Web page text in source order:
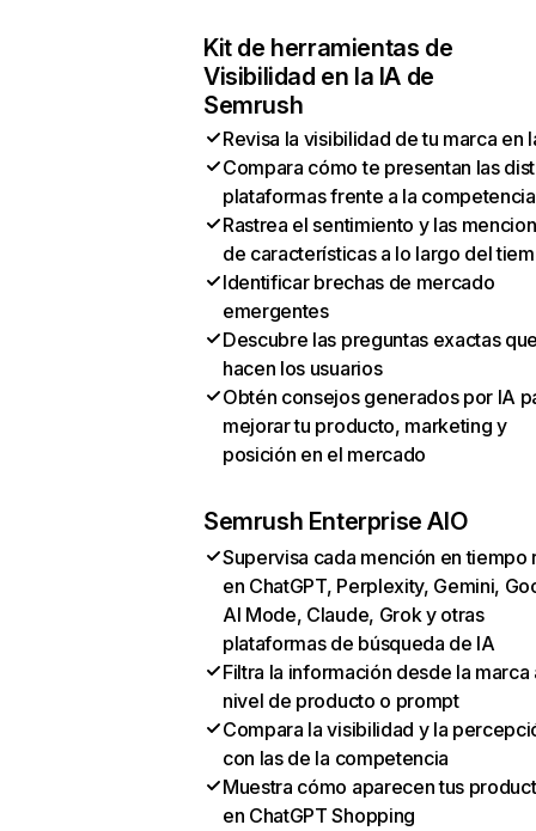
Kit de herramientas de
Visibilidad en la IA de
Semrush
Revisa la visibilidad de tu marca en
Compara cómo te presentan las
plataformas frente a la competencia
Rastrea el sentimiento y las
de características a lo largo del
Identificar brechas de mercado
emergentes
Descubre las preguntas exactas
hacen los usuarios
Obtén consejos generados por IA
mejorar tu producto, marketing y
posición en el mercado
Semrush Enterprise AIO
Supervisa cada mención en tiempo
en ChatGPT, Perplexity, Gemini,
AI Mode, Claude, Grok y otras
plataformas de búsqueda de IA
Filtra la información desde la marca
nivel de producto o prompt
Compara la visibilidad y la
con las de la competencia
Muestra cómo aparecen tus
en ChatGPT Shopping